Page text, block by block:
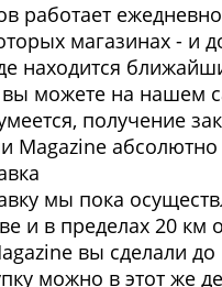
работает
магазинах - и
находится
вы можете на нашем
получение
Magazine абсолютно
мы пока
и в пределах 20 км
вы сделали до
можно в этот же